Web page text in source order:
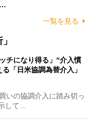
…
一覧を見る
チになり得る」“介入慣
「日米協調為替介入」
いの協調介入に踏み切っ
して…